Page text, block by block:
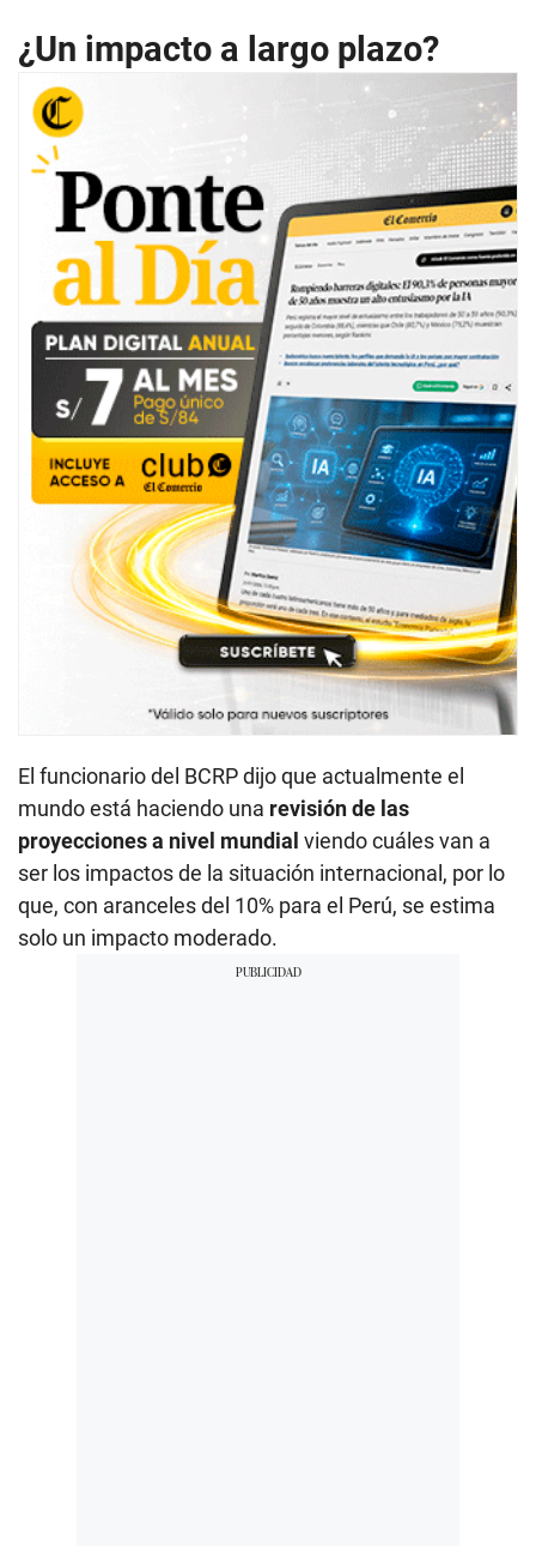
¿Un impacto a largo plazo?
El funcionario del BCRP dijo que actualmente el
mundo está haciendo una revisión de las
proyecciones a nivel mundial viendo cuáles van a
ser los impactos de la situación internacional, por lo
que, con aranceles del 10% para el Perú, se estima
solo un impacto moderado.